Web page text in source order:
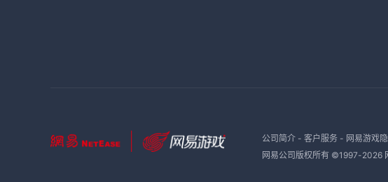
公司简介- 客户服务- 网易游戏
网易公司版权所有 ©1997-2026